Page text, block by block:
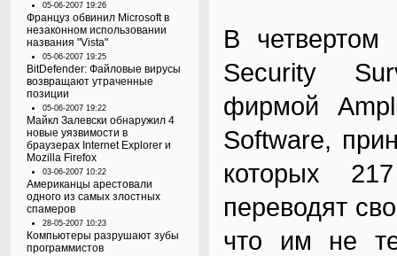
05-06-2007 19:26
Француз обвинил Microsoft в
незаконном использовании
названия "Vista"
05-06-2007 19:25
BitDefender: Файловые вирусы
возвращают утраченные
позиции
05-06-2007 19:22
Майкл Залевски обнаружил 4
новые уязвимости в
браузерах Internet Explorer и
Mozilla Firefox
03-06-2007 10:22
Американцы арестовали
одного из самых злостных
спамеров
28-05-2007 10:23
Компьютеры разрушают зубы
программистов
В четвертом
Security
фирмой
Software,
которых
переводят
что им не